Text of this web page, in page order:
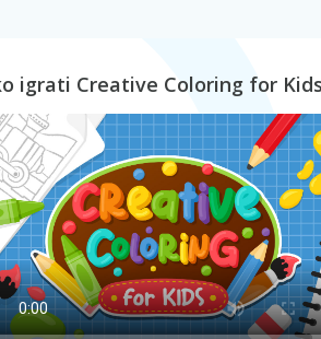
igrati Creative Coloring for Kids